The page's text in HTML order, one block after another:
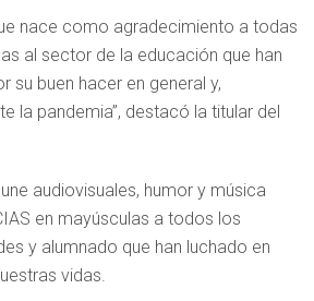
nace como agradecimiento a todas
al sector de la educación que han
su buen hacer en general y,
la pandemia”, destacó la titular del
audiovisuales, humor y música
en mayúsculas a todos los
y alumnado que han luchado en
vidas.